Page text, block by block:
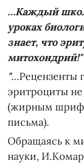
…Каждый
уроках
знает, что
митохондрий!"
"…Рецензенты
эритроциты
(жирным
письма).
Обращаясь к
науки,